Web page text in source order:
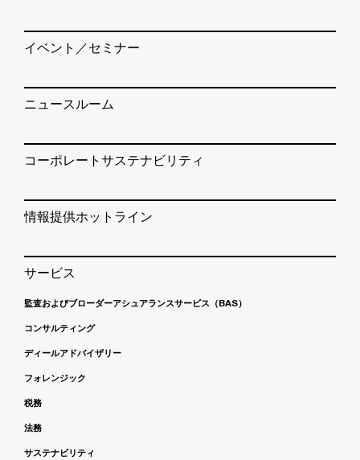
イベント／セミナー
ニュースルーム
コーポレートサステナビリティ
情報提供ホットライン
サービス
監査およびブローダーアシュアランスサービス（BAS）
コンサルティング
ディールアドバイザリー
フォレンジック
税務
法務
サステナビリティ